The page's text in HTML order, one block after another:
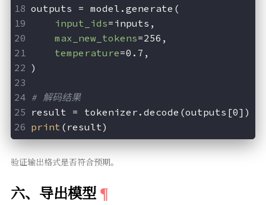
outputs = model.generate(
input_ids=inputs,
max_new_tokens=256,
temperature=0.7,
)
# 解码结果
result = tokenizer.decode(outputs[0])
print (result)
验证输出格式是否符合预期。
六、导出模型